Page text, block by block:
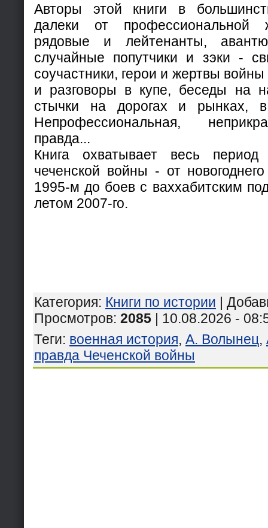
Авторы этой книги в
далеки от профессиональной
рядовые и лейтенанты,
случайные попутчики и зэки -
соучастники, герои и жертвы
и разговоры в купе, беседы на
стычки на дорогах и рынках,
Непрофессиональная,
правда...
Книга охватывает весь
чеченской войны - от
1995-м до боев с ваххабитским
летом 2007-го.
Категория: Книги по истории |
Просмотров: 2085 | 10.08.2026 -
Теги: военная история, А. Волынец,
правда Чеченской войны